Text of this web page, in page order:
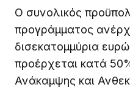
Ο συνολικός
προγράμματος
δισεκατομμύρια
προέρχεται κατά
Ανάκαμψης και